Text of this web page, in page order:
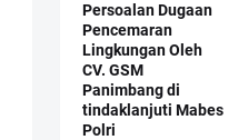
Persoalan Dugaan
Pencemaran
Lingkungan Oleh
CV. GSM
Panimbang di
tindaklanjuti Mabes
Polri